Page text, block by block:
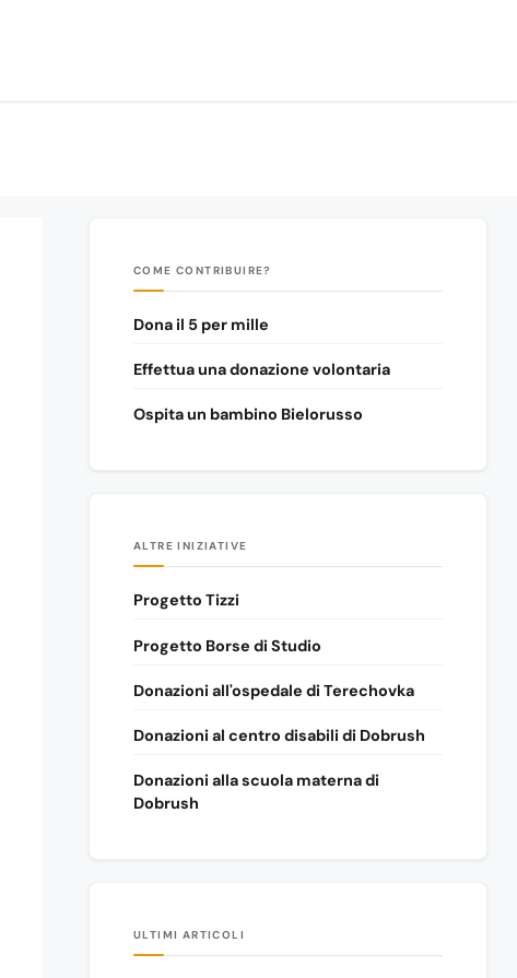
COME CONTRIBUIRE?
Dona il 5 per mille
Effettua una donazione volontaria
Ospita un bambino Bielorusso
ALTRE INIZIATIVE
Progetto Tizzi
Progetto Borse di Studio
Donazioni all'ospedale di Terechovka
Donazioni al centro disabili di Dobrush
Donazioni alla scuola materna di
Dobrush
ULTIMI ARTICOLI